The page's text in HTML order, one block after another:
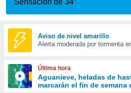
las
y
forma
digital
basada
Sensación de 34°
Aviso de nivel amarillo
Alerta moderada por tormenta
Última hora
Aguanieve, heladas de
marcarán el fin de semana